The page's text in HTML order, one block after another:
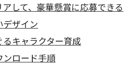
して、豪華懸賞に応募できる
デザイン
キャラクター育成
ンロード手順